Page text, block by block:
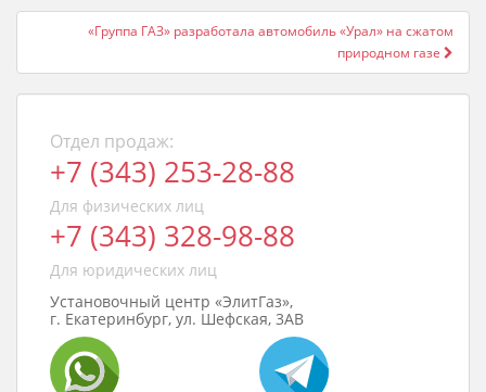
«Группа ГАЗ» разработала автомобиль «Урал» на сжатом
природном газе
Отдел продаж:
+7 (343) 253-28-88
Для физических лиц
+7 (343) 328-98-88
Для юридических лиц
Установочный центр «ЭлитГаз»,
г. Екатеринбург, ул. Шефская, 3АВ